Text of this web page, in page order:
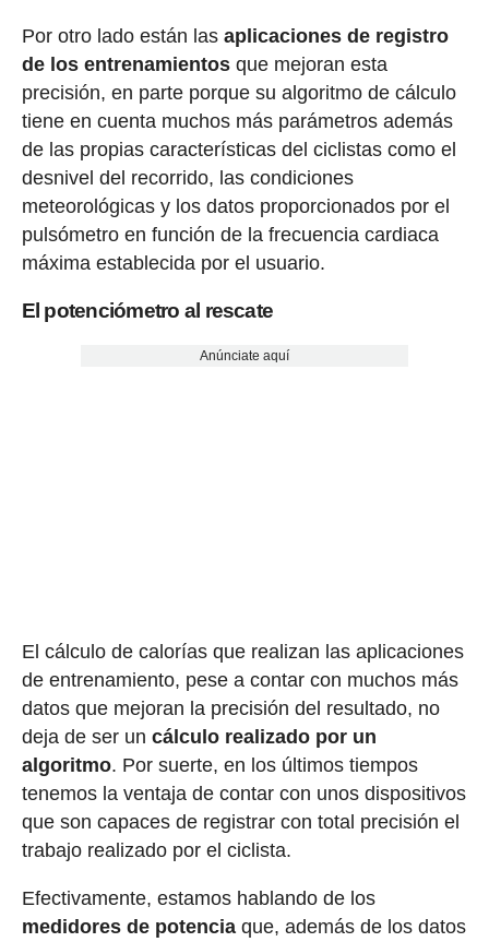
Por otro lado están las aplicaciones de registro
de los entrenamientosque mejoran esta
precisión, en parte porque su algoritmo de cálculo
tiene en cuenta muchos más parámetros además
de las propias características del ciclistas como el
desnivel del recorrido, las condiciones
meteorológicas y los datos proporcionados por el
pulsómetro en función de la frecuencia cardiaca
máxima establecida por el usuario.
El potenciómetro al rescate
Anúnciate aquí
El cálculo de calorías que realizan las aplicaciones
de entrenamiento, pese a contar con muchos más
datos que mejoran la precisión del resultado, no
deja de ser un cálculo realizado por un
algoritmo. Por suerte, en los últimos tiempos
tenemos la ventaja de contar con unos dispositivos
que son capaces de registrar con total precisión el
trabajo realizado por el ciclista.
Efectivamente, estamos hablando de los
medidores de potenciaque, además de los datos